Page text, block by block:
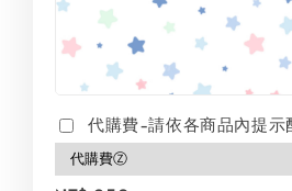
代購費-請依各商品內提示